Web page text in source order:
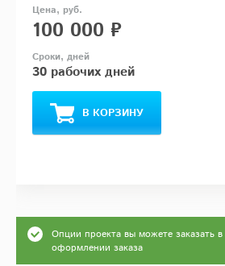
100 000 ₽
30 рабочих дней
В КОРЗИНУ
Опции проекта вы можете заказать
оформлении заказа